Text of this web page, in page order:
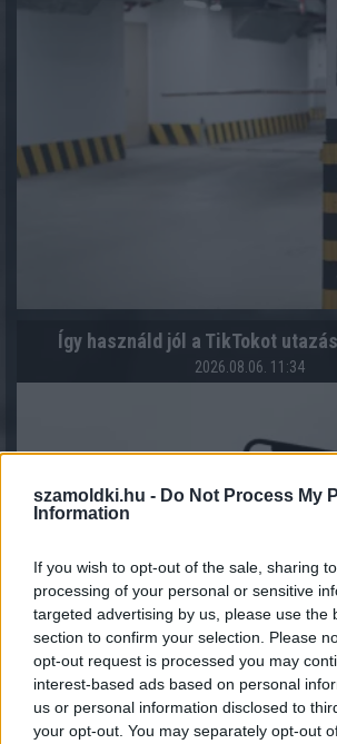
szamoldki.hu - Do Not Process My
Information
If you wish to opt-out of the sale, sharing
processing of your personal or sensitive
targeted advertising by us, please use the
section to confirm your selection. Please
opt-out request is processed you may
interest-based ads based on personal
us or personal information disclosed to
your opt-out. You may separately opt-out
Így használd jól a TikTokot
2026.08.06. 11:34